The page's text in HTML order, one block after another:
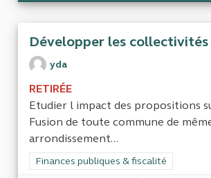
Développer les collectivités
yda
RETIRÉE
Etudier l impact des propositions
Fusion de toute commune de
arrondissement...
Filtrer les résultats de la catégorie :
Finances publiques & fiscalité